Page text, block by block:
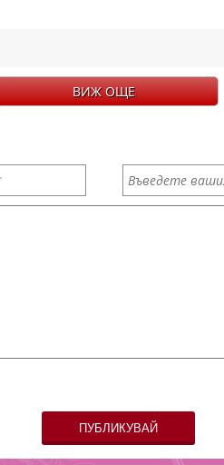
ВИЖ ОЩЕ
ПУБЛИКУВАЙ